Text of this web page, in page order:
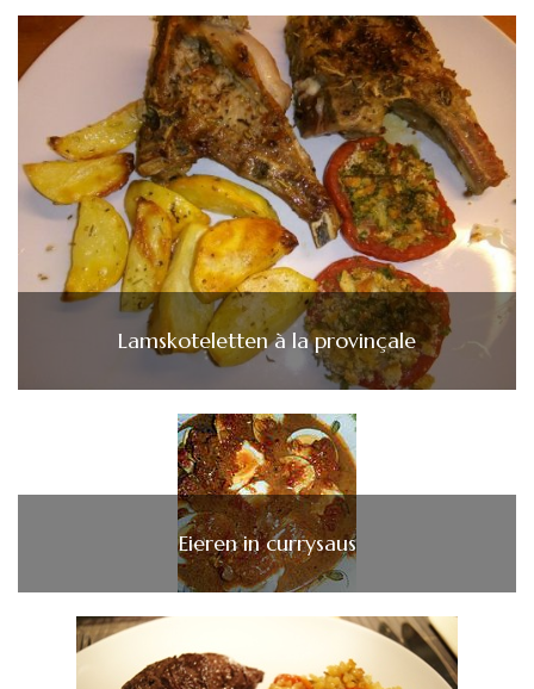
Lamskoteletten à la provinçale
Eieren in currysaus